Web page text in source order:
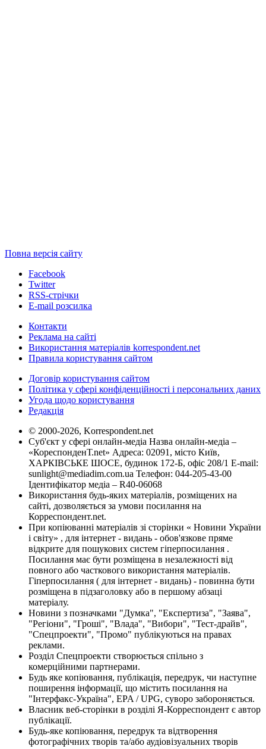
Повна версія сайту
Facebook
Twitter
RSS-стрічки
E-mail розсилка
Контакти
Реклама на сайті
Використання матеріалів korrespondent.net
Правила користування сайтом
Договір користування сайтом
Політика у сфері конфіденційності і персональних даних
Угода щодо користування
Редакція
© 2000-2026, Korrespondent.net
Суб'єкт у сфері онлайн-медіа Назва онлайн-медіа –
«КореспонденТ.net» Адреса: 02091, місто Київ,
ХАРКІВСЬКЕ ШОСЕ, будинок 172-Б, офіс 208/1 E-mail:
sunlight@mediadim.com.ua Телефон: 044-205-43-00
Ідентифікатор медіа – R40-06068
Використання будь-яких матеріалів, розміщених на
сайті, дозволяється за умови посилання на
Корреспондент.net.
При копіюванні матеріалів зі сторінки « Новини України
і світу» , для інтернет - видань - обов'язкове пряме
відкрите для пошукових систем гіперпосилання .
Посилання має бути розміщена в незалежності від
повного або часткового використання матеріалів.
Гіперпосилання ( для інтернет - видань) - повинна бути
розміщена в підзаголовку або в першому абзаці
матеріалу.
Новини з позначками "Думка", "Експертиза", "Заява",
"Регіони", "Гроші", "Влада", "Вибори", "Тест-драйв",
"Спецпроекти", "Промо" публікуються на правах
реклами.
Розділ Спецпроекти створюється спільно з
комерційними партнерами.
Будь яке копіювання, публікація, передрук, чи наступне
поширення інформації, що містить посилання на
"Інтерфакс-Україна", EPA / UPG, суворо забороняється.
Власник веб-сторінки в розділі Я-Корреспондент є автор
публікації.
Будь-яке копіювання, передрук та відтворення
фотографічних творів та/або аудіовізуальних творів